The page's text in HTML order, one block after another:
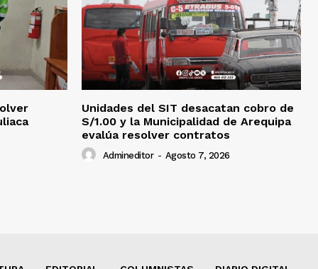
Unidades del SIT desacatan cobro de
S/1.00 y la Municipalidad de Arequipa
evalúa resolver contratos
Admineditor - Agosto 7, 2026